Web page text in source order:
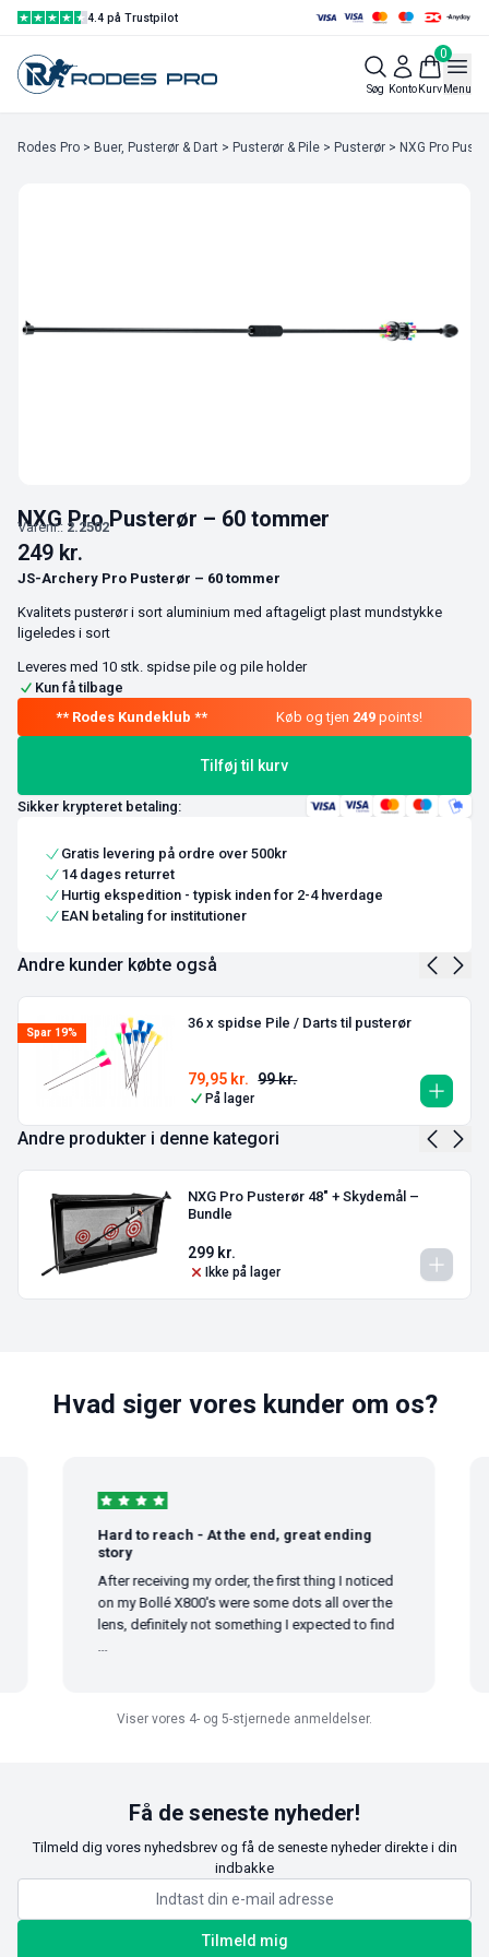
4.4 på Trustpilot
Søg Konto
0
KurvMenu
Rodes Pro > Buer, Pusterør & Dart > Pusterør & Pile > Pusterør > NXG Pro
NXG Pro Pusterør – 60 tommer
Varenr.: 2.2502
249 kr.
JS-Archery Pro Pusterør – 60 tommer
Kvalitets pusterør i sort aluminium med aftageligt plast mundstykke
ligeledes i sort
Leveres med 10 stk. spidse pile og pile holder
Kun få tilbage
Køb og tjen 249 points!
Tilføj til kurv
Sikker krypteret betaling:
Gratis levering på ordre over 500kr
14 dages returret
Hurtig ekspedition - typisk inden for 2-4 hverdage
EAN betaling for institutioner
Andre kunder købte også
Spar 19%
36 x spidse Pile / Darts til pusterør
99kr.
79,95 kr.
På lager
Andre produkter i denne kategori
NXG Pro Pusterør 48″ + Skydemål –
Bundle
299 kr.
Ikke på lager
Hvad siger vores kunder om os?
Hard to reach - At the end, great ending
story
After receiving my order, the first thing I noticed
on my Bollé X800's were some dots all over the
lens, definitely not something I expected to find
Viser vores 4- og 5-stjernede anmeldelser.
Få de seneste nyheder!
Tilmeld dig vores nyhedsbrev og få de seneste nyheder direkte i din
indbakke
Tilmeld mig